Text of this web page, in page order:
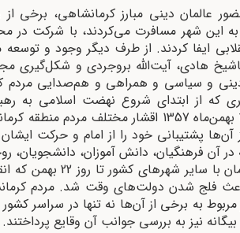
عالمان دینی مبارز کرمانشاهی، برخی
این شهر مسافرت می‌کردند، با شرکت در
ایفا کردند. از طرف دیگر وجود و
هادی، آیت‌الله بروجردی و
و سیاسی و همراهی و هم‌صدایی مردم
اسلامی در 22 بهمن‌ماه 1357 اقشار
آن‌ها پشتیبانی خود را از امام و حرکت
1357 که در آن فرهنگیان، دانش آموزان،
داشتند، همزمان با
فلج شدن دولت‌‌های وقت شد. مردم
مربوط به برخی از آن‌ها نه ‌تنها در سراسر
نیز به بررسی جوانب آن وقایع پرداختند.